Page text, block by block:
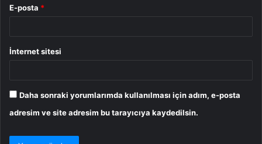
E-posta *
İnternet sitesi
Daha sonraki yorumlarımda kullanılması için adım, e-posta
adresim ve site adresim bu tarayıcıya kaydedilsin.